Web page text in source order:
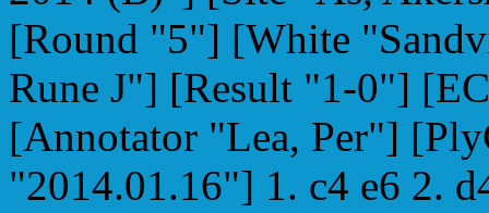
[Round "5"] [White
Rune J"] [Result "1-0"]
[Annotator "Lea, Per"]
"2014.01.16"] 1. c4 e6 2.